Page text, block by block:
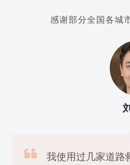
感谢部分全国各城

我使用过几家道路